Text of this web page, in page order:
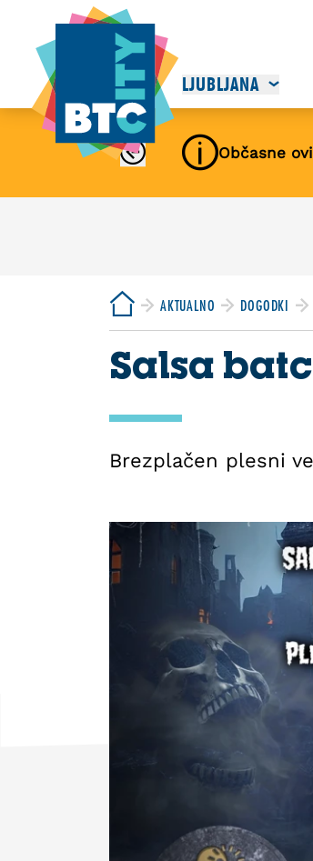
LJUBLJANA
Občasne
AKTUALNO DOGODKI
Salsa
Brezplačen plesni